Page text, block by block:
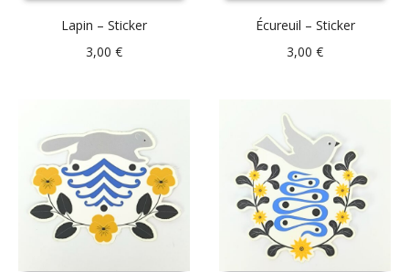
Lapin – Sticker
3,00 €
Écureuil – Sticker
3,00€